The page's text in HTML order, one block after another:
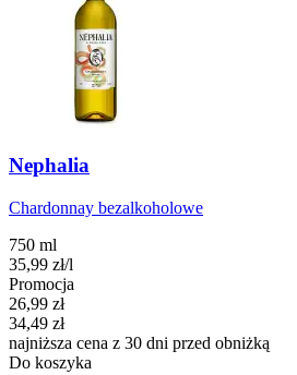
Nephalia
Chardonnay bezalkoholowe
750 ml
35,99 zł/l
Promocja
Cena promocyjna
26,99 zł
34,49 zł
najniższa cena z 30 dni przed obniżką
Do koszyka